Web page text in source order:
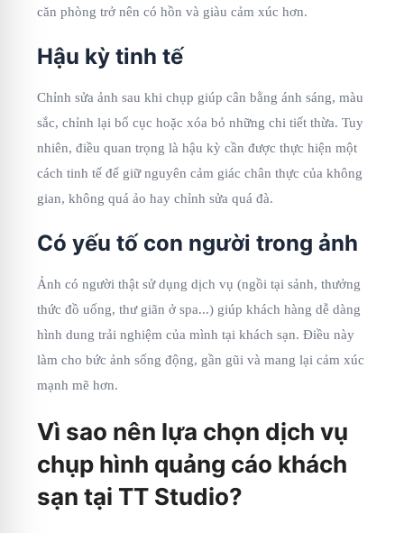
căn phòng trở nên có hồn và giàu cảm xúc hơn.
Hậu kỳ tinh tế
Chỉnh sửa ảnh sau khi chụp giúp cân bằng ánh sáng, màu
sắc, chỉnh lại bố cục hoặc xóa bỏ những chi tiết thừa. Tuy
nhiên, điều quan trọng là hậu kỳ cần được thực hiện một
cách tinh tế để giữ nguyên cảm giác chân thực của không
gian, không quá ảo hay chỉnh sửa quá đà.
Có yếu tố con người trong ảnh
Ảnh có người thật sử dụng dịch vụ (ngồi tại sảnh, thưởng
thức đồ uống, thư giãn ở spa...) giúp khách hàng dễ dàng
hình dung trải nghiệm của mình tại khách sạn. Điều này
làm cho bức ảnh sống động, gần gũi và mang lại cảm xúc
mạnh mẽ hơn.
Vì sao nên lựa chọn dịch vụ
chụp hình quảng cáo khách
sạn tại TT Studio?